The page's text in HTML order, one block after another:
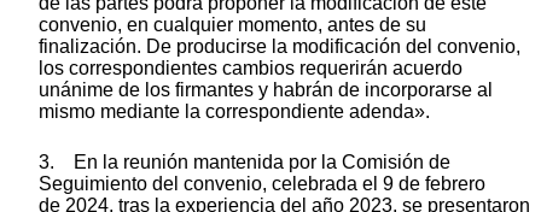
convenio, en cualquier momento, antes de su
finalización. De producirse la modificación del convenio,
los correspondientes cambios requerirán acuerdo
unánime de los firmantes y habrán de incorporarse al
mismo mediante la correspondiente adenda».
3. En la reunión mantenida por la Comisión de
Seguimiento del convenio, celebrada el 9 de febrero
de 2024, tras la experiencia del año 2023, se presentaron